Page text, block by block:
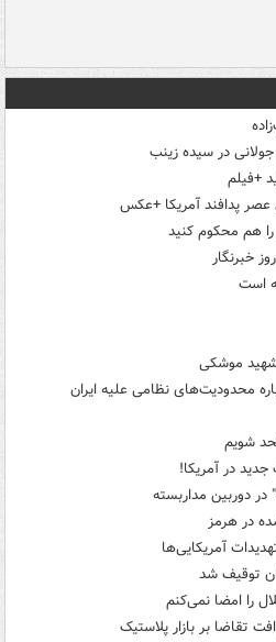
در سیده زینب
+فیلم
هم محکوم کنید
خبرنگار
است
شهید موشکی
محدودیت‌های نظامی علیه ایران
شویم
در آمریکا!
در هرمز
آمریکایی‌ها
را امضا نمی‌کنم
تقاضا بر بازار پلاستیک